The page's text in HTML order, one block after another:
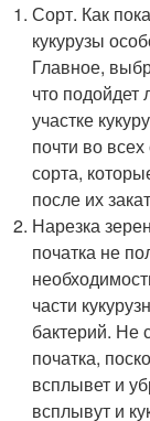
Сорт. Как
кукурузы
Главное,
что
участке
почти во
сорта,
после их
Нарезка
початка не
части
бактерий. Не
початка,
всплывет и
всплывут и